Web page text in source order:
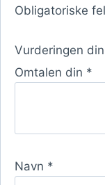
Obligatoriske
Vurderingen din
Omtalen din *
Navn *